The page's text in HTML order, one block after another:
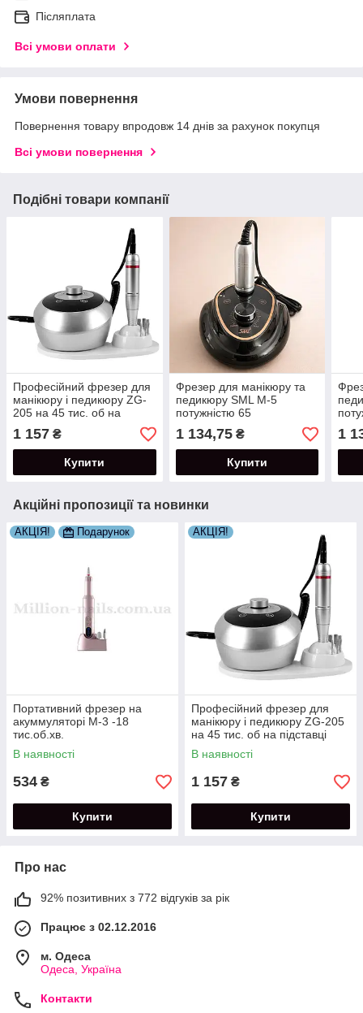
Післяплата
Всі умови оплати
Умови повернення
Повернення товару впродовж 14 днів за рахунок покупця
Всі умови повернення
Подібні товари компанії
Професійний фрезер для
манікюру і педикюру ZG-
205 на 45 тис. об на
підставці
1 157 ₴
Купити
Фрезер для манікюру та
педикюру SML M-5
потужністю 65
Вт-35тис.об/хв.+насадки в
комплекті.
1 134,75₴
Купити
Вт-
1
Акційні пропозиції та новинки
АКЦІЯ! Подарунок
Портативний фрезер на
акуммуляторі М-3 -18
тис.об.хв.
В наявності
534 ₴
Купити
АКЦІЯ!
Професійний фрезер для
манікюру і педикюру ZG-205
на 45 тис. об на підставці
В наявності
1 157 ₴
Купити
Про нас
92% позитивних з 772 відгуків за рік
Працює з 02.12.2016
м. Одеса
Одеса, Україна
Контакти